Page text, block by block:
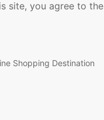
site, you agree to the
Shopping Destination